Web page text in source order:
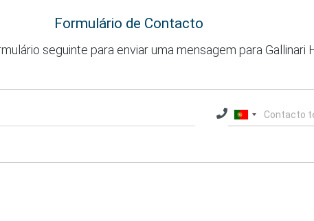
Formulário de Contacto
seguinte para enviar uma mensagem para Gallinari